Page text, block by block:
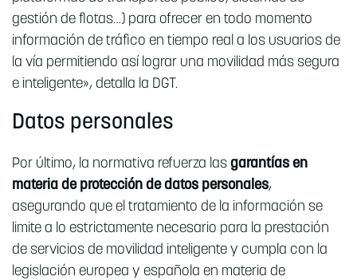
gestión de flotas…) para ofrecer en todo momento
información de tráfico en tiempo real a los usuarios de
la vía permitiendo así lograr una movilidad más segura
e inteligente», detalla la DGT.
Datos personales
Por último, la normativa refuerza las garantías en
materia de protección de datos personales,
asegurando que el tratamiento de la información se
limite a lo estrictamente necesario para la prestación
de servicios de movilidad inteligente y cumpla con la
legislación europea y española en materia de